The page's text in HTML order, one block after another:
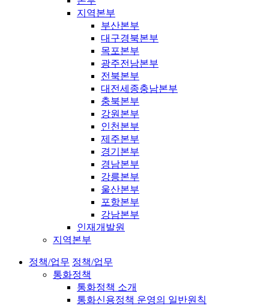
지역본부
부산본부
대구경북본부
목포본부
광주전남본부
전북본부
대전세종충남본부
충북본부
강원본부
인천본부
제주본부
경기본부
경남본부
강릉본부
울산본부
포항본부
강남본부
인재개발원
지역본부
정책/업무 정책/업무
통화정책
통화정책 소개
통화신용정책 운영의 일반원칙